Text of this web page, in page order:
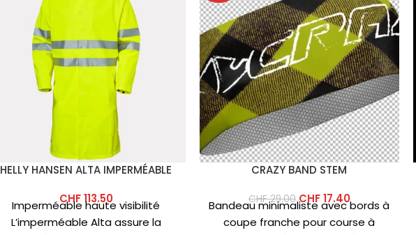
HELLY HANSEN ALTA IMPERMÉABLE
CHF113.50
Imperméable haute visibilité
L’imperméable Alta assure la
CRAZY BAND STEM
CHF29.00 CHF17.40
Bandeau minimaliste avec bords à
coupe franche pour course à